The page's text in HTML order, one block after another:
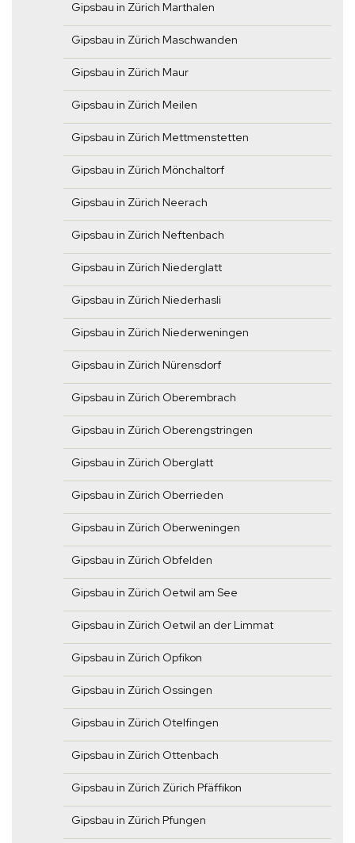
Gipsbau in Zürich Marthalen
Gipsbau in Zürich Maschwanden
Gipsbau in Zürich Maur
Gipsbau in Zürich Meilen
Gipsbau in Zürich Mettmenstetten
Gipsbau in Zürich Mönchaltorf
Gipsbau in Zürich Neerach
Gipsbau in Zürich Neftenbach
Gipsbau in Zürich Niederglatt
Gipsbau in Zürich Niederhasli
Gipsbau in Zürich Niederweningen
Gipsbau in Zürich Nürensdorf
Gipsbau in Zürich Oberembrach
Gipsbau in Zürich Oberengstringen
Gipsbau in Zürich Oberglatt
Gipsbau in Zürich Oberrieden
Gipsbau in Zürich Oberweningen
Gipsbau in Zürich Obfelden
Gipsbau in Zürich Oetwil am See
Gipsbau in Zürich Oetwil an der Limmat
Gipsbau in Zürich Opfikon
Gipsbau in Zürich Ossingen
Gipsbau in Zürich Otelfingen
Gipsbau in Zürich Ottenbach
Gipsbau in Zürich Zürich Pfäffikon
Gipsbau in Zürich Pfungen